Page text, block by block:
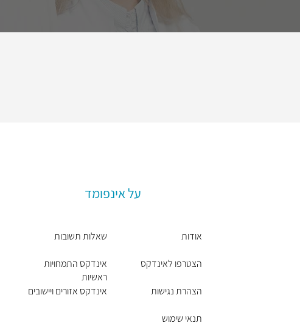
על אינפומד
אודות
הצטרפו לאינדקס
הצהרת נגישות
תנאי שימוש
שאלות תשובות
אינדקס התמחויות
ראשיות
אינדקס אזורים ויישובים